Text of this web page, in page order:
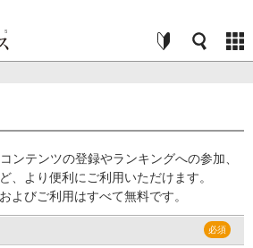
ンテンツの登録やランキングへの参加、
、より便利にご利用いただけます。
よびご利用はすべて無料です。